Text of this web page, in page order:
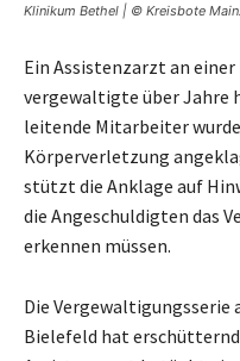
Klinikum Bethel | © Kreisbote
Ein Assistenzarzt an
vergewaltigte über Jahre
leitende Mitarbeiter
Körperverletzung
stützt die Anklage auf
die Angeschuldigten das
erkennen müssen.
Die Vergewaltigungsserie
Bielefeld hat